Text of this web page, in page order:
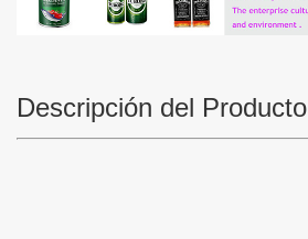
Descripción del Producto